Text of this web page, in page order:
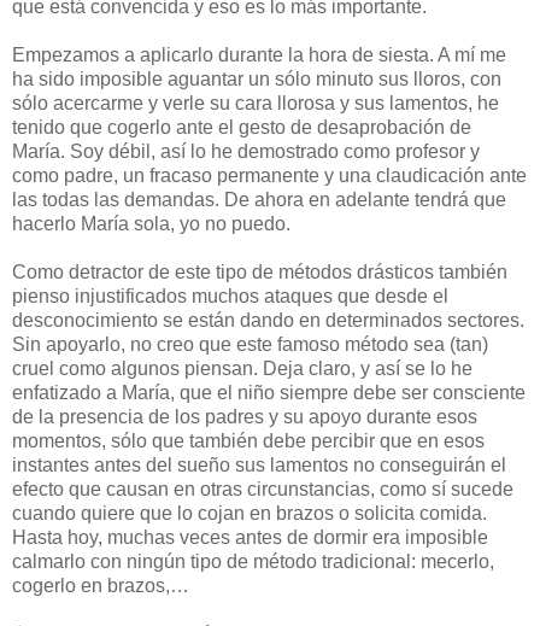
que está convencida y eso es lo más importante.
Empezamos a aplicarlo durante la hora de siesta. A mí me
ha sido imposible aguantar un sólo minuto sus lloros, con
sólo acercarme y verle su cara llorosa y sus lamentos, he
tenido que cogerlo ante el gesto de desaprobación de
María. Soy débil, así lo he demostrado como profesor y
como padre, un fracaso permanente y una claudicación ante
las todas las demandas. De ahora en adelante tendrá que
hacerlo María sola, yo no puedo.
Como detractor de este tipo de métodos drásticos también
pienso injustificados muchos ataques que desde el
desconocimiento se están dando en determinados sectores.
Sin apoyarlo, no creo que este famoso método sea (tan)
cruel como algunos piensan. Deja claro, y así se lo he
enfatizado a María, que el niño siempre debe ser consciente
de la presencia de los padres y su apoyo durante esos
momentos, sólo que también debe percibir que en esos
instantes antes del sueño sus lamentos no conseguirán el
efecto que causan en otras circunstancias, como sí sucede
cuando quiere que lo cojan en brazos o solicita comida.
Hasta hoy, muchas veces antes de dormir era imposible
calmarlo con ningún tipo de método tradicional: mecerlo,
cogerlo en brazos,…